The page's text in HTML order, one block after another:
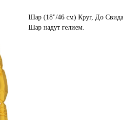
Шар (18''/46 см) Круг, До
Шар надут гелием.